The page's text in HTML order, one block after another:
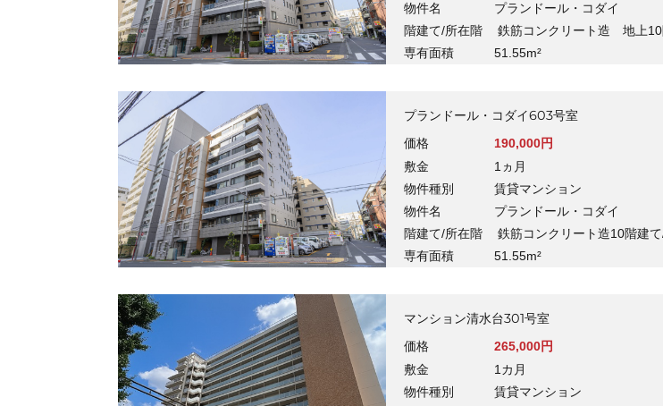
物件名
プランドール・コダイ
階建て/所在階
鉄筋コンクリート造 地上
専有面積
51.55m²
プランドール・コダイ603号室
価格 190,000円
敷金
1ヵ月
物件種別
賃貸マンション
物件名
プランドール・コダイ
階建て/所在階
鉄筋コンクリート造10階建
専有面積
51.55m²
マンション清水台301号室
価格 265,000円
敷金
1カ月
物件種別
賃貸マンション